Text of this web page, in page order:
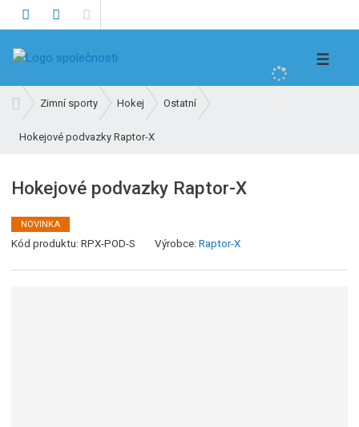
t
☰
v
o
í
t
r
Zimní sporty Hokej Ostatní
Hokejové podvazky Raptor-X
Hokejové podvazky Raptor-X
NOVINKA
Kód produktu:RPX-POD-S Výrobce:Raptor-X